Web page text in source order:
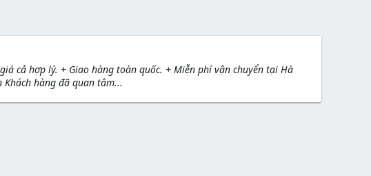
cả hợp lý. + Giao hàng toàn quốc. + Miễn phí vận chuyển tại Hà
hàng đã quan tâm...